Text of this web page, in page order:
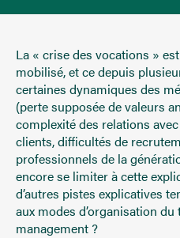
La « crise des vocations »
mobilisé, et ce depuis
certaines dynamiques des
(perte supposée de valeurs
complexité des relations
clients, difficultés de
professionnels de la
encore se limiter à cette
d’autres pistes explicatives
aux modes d’organisation
management ?